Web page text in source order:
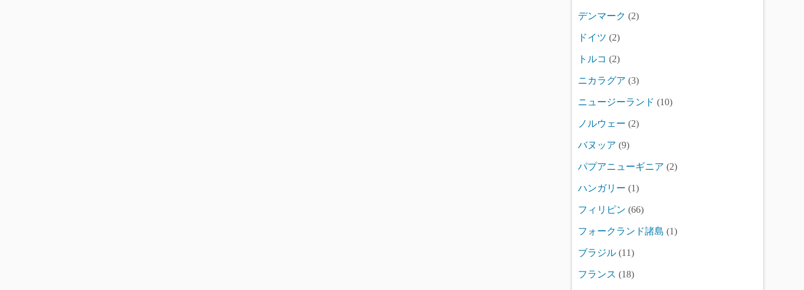
デンマーク (2)
ドイツ (2)
トルコ (2)
ニカラグア (3)
ニュージーランド (10)
ノルウェー (2)
バヌッア (9)
パプアニューギニア (2)
ハンガリー (1)
フィリピン (66)
フォークランド諸島 (1)
ブラジル (11)
フランス (18)